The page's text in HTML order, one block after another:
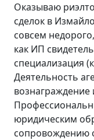
Оказываю
сделок в
совсем
как ИП
специализация
Деятельность
вознаграждение
юридическим
сопровождению